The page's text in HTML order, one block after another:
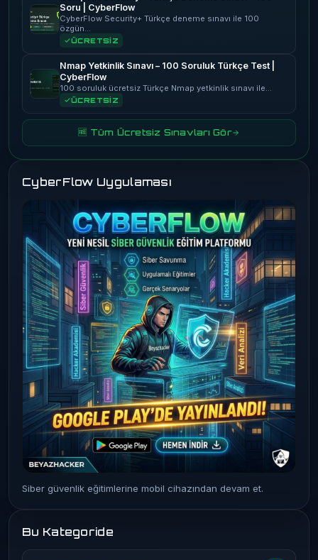
Soru | CyberFlow
CyberFlow Security+ Türkçe deneme sınavı ile 100
özgün…
ÜCRETSİZ
Nmap Yetkinlik Sınavı – 100 Soruluk Türkçe Test |
CyberFlow
100 soruluk ücretsiz Türkçe Nmap yetkinlik sınavı ile…
ÜCRETSİZ
🆓 Tüm Ücretsiz Sınavları Gör
CyberFlow Uygulaması
Siber güvenlik eğitimlerine mobil cihazından devam et.
Bu Kategoride